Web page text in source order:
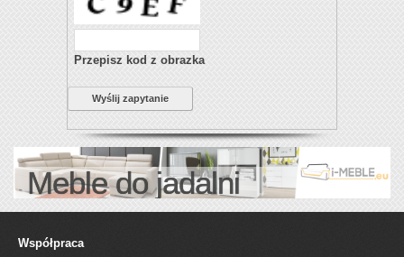
Przepisz kod z obrazka
Wyślij zapytanie
Meble do jadalni
Współpraca